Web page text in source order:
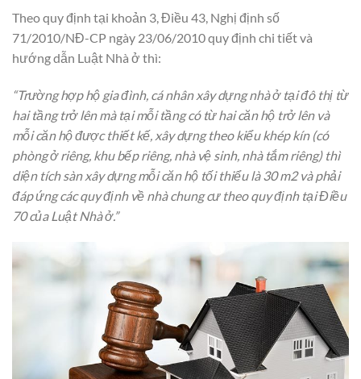
Theo quy định tại khoản 3, Điều 43, Nghị định số
71/2010/NĐ-CP ngày 23/06/2010 quy định chi tiết và
hướng dẫn Luật Nhà ở thì:
“Trường hợp hộ gia đình, cá nhân xây dựng nhà ở tại đô thị từ
hai tầng trở lên mà tại mỗi tầng có từ hai căn hộ trở lên và
mỗi căn hộ được thiết kế, xây dựng theo kiểu khép kín (có
phòng ở riêng, khu bếp riêng, nhà vệ sinh, nhà tắm riêng) thì
diện tích sàn xây dựng mỗi căn hộ tối thiểu là 30 m2 và phải
đáp ứng các quy định về nhà chung cư theo quy định tại Điều
70 của Luật Nhà ở.”